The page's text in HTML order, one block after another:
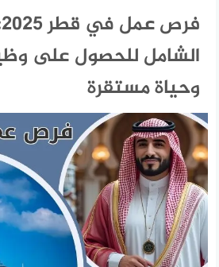
الشامل للحصول على
وحياة مستقرة